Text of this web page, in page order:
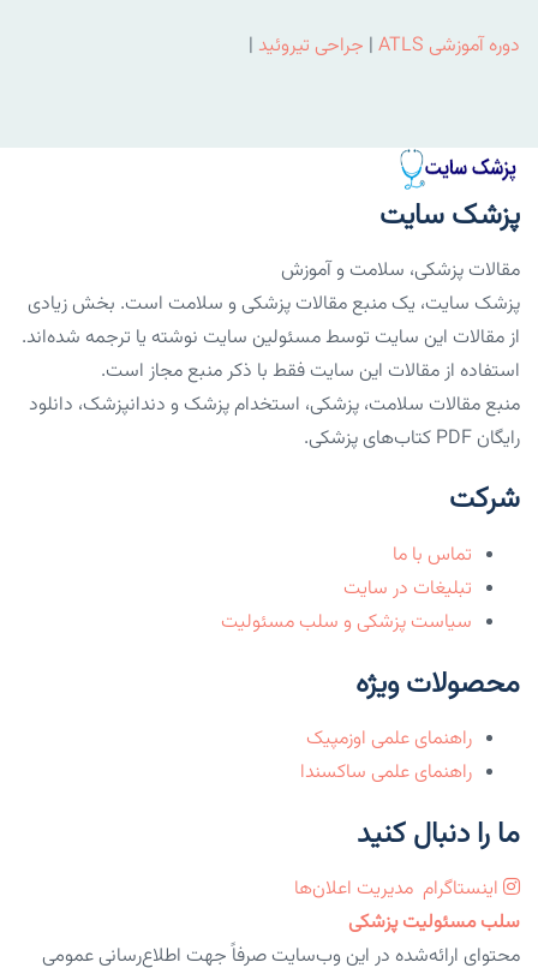
دوره آموزشی ATLS | جراحی تیروئید |
پزشک سایت
مقالات پزشکی، سلامت و آموزش
پزشک سایت، یک منبع مقالات پزشکی و سلامت است. بخش زیادی
از مقالات این سایت توسط مسئولین سایت نوشته یا ترجمه شده‌اند.
استفاده از مقالات این سایت فقط با ذکر منبع مجاز است.
منبع مقالات سلامت، پزشکی، استخدام پزشک و دندانپزشک، دانلود
رایگان PDF کتاب‌های پزشکی.
شرکت
تماس با ما
تبلیغات در سایت
سیاست پزشکی و سلب مسئولیت
محصولات ویژه
راهنمای علمی اوزمپیک
راهنمای علمی ساکسندا
ما را دنبال کنید
اینستاگرام مدیریت اعلان‌ها
سلب مسئولیت پزشکی
محتوای ارائه‌شده در این وب‌سایت صرفاً جهت اطلاع‌رسانی عمومی